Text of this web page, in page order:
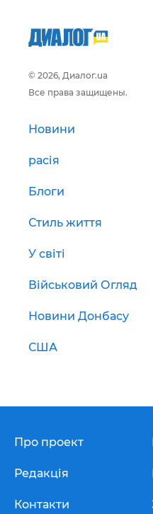
© 2026, Диалог.ua
Все права защищены.
Новини
расія
Блоги
Стиль життя
У світі
Військовий Огляд
Новини Донбасу
США
Про проект
Редакція
Контакти